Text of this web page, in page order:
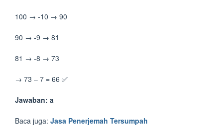
100 → -10 → 90
90 → -9 → 81
81 → -8 → 73
→ 73 – 7 = 66 ✅
Jawaban: a
Baca juga: Jasa Penerjemah Tersumpah